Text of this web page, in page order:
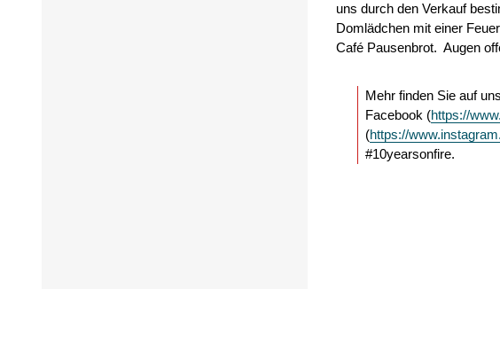
uns durch den Verkauf
Domlädchen mit einer
Café Pausenbrot. Augen
Mehr finden Sie auf
Facebook (https://
(https://
#10yearsonfire.